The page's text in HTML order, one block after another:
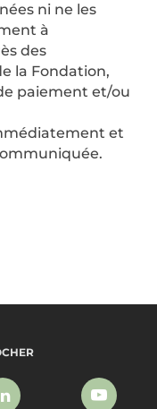
ni ne les
à
des
la Fondation,
paiement et/ou
et